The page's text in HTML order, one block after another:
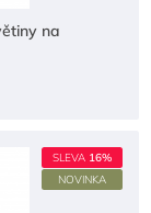
na
SLEVA 16%
NOVINKA